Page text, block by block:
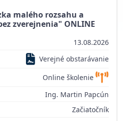
malého rozsahu a
zverejnenia" ONLINE
13.08.2026
Verejné obstarávanie
Online školenie
Ing. Martin Papcún
Začiatočník